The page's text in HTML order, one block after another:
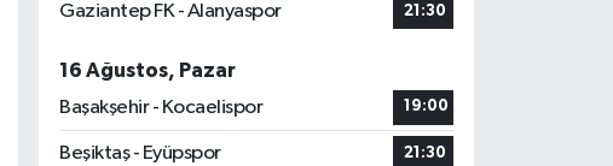
Gaziantep FK - Alanyaspor 21:30
16 Ağustos, Pazar
Başakşehir - Kocaelispor
19:00
Beşiktaş - Eyüpspor 21:30